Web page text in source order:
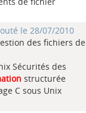
le 28/07/2010
des fichiers de
Sécurités des
structurée
C sous Unix